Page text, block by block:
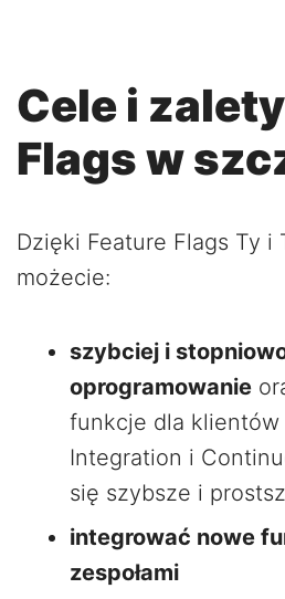
Cele i
Flags w
Dzięki Feature Flags Ty i
możecie:
szybciej i
oprogramowanie
funkcje dla klientów
Integration i
się szybsze i
integrować nowe
zespołami